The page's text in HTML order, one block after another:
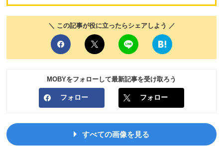
＼ この記事が役に立ったらシェアしよう ／
MOBYをフォローして最新記事を受け取ろう
フォロー フォロー
すべての画像を見る